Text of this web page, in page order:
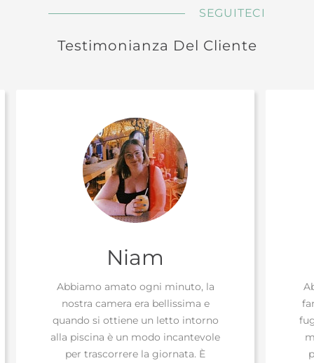
SEGUITECI
Testimonianza Del Cliente
Niam
Abbiamo amato ogni minuto, la
nostra camera era bellissima e
quando si ottiene un letto intorno
alla piscina è un modo incantevole
per trascorrere la giornata. È